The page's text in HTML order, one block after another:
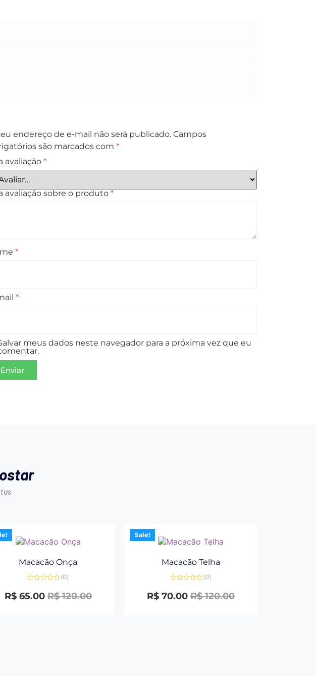
endereço de e-mail não será publicado. Campos
são marcados com*
avaliação*
avaliação sobre o produto*
*
*
meus dados neste navegador para a próxima vez que eu
Macacão Onça
0
de
(0)
R$120.00
R$65.00
Sale!
Macacão Telha
0
de
(0)
R$120.00
R$70.00